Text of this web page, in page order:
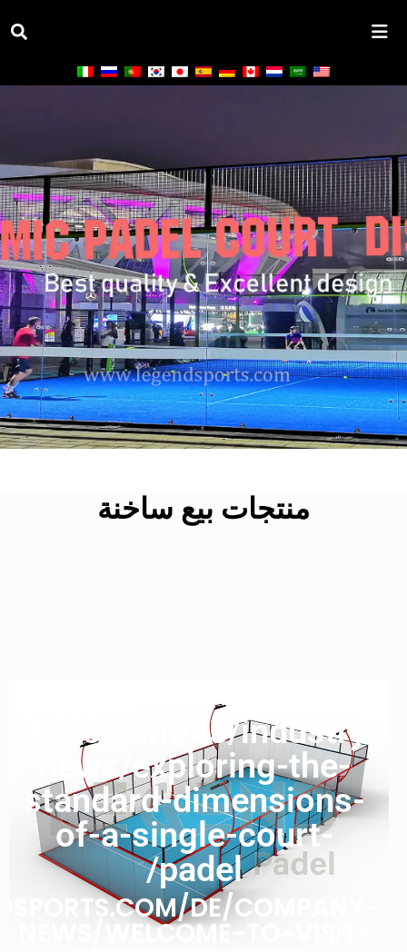
منتجات بيع ساخنة
es/industry-
news/exploring-the-
standard-dimensions-
of-a-single-court-
padel/
DE/COMPANY-
NEWS/WELCOME-TO-VISIT-